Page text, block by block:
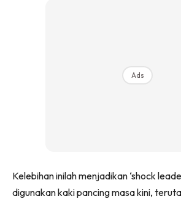
Ads
Kelebihan inilah menjadikan ‘shock
digunakan kaki pancing masa kini,